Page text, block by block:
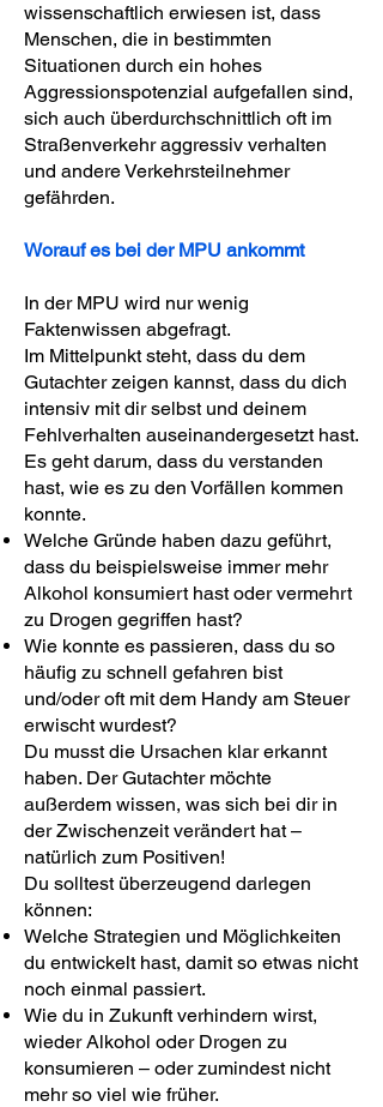
wissenschaftlich erwiesen ist, dass
Menschen, die in bestimmten
Situationen durch ein hohes
Aggressionspotenzial aufgefallen sind,
sich auch überdurchschnittlich oft im
Straßenverkehr aggressiv verhalten
und andere Verkehrsteilnehmer
gefährden.
Worauf es bei der MPU ankommt
In der MPU wird nur wenig
Faktenwissen abgefragt.
Im Mittelpunkt steht, dass du dem
Gutachter zeigen kannst, dass du dich
intensiv mit dir selbst und deinem
Fehlverhalten auseinandergesetzt hast.
Es geht darum, dass du verstanden
hast, wie es zu den Vorfällen kommen
konnte.
Welche Gründe haben dazu geführt,
dass du beispielsweise immer mehr
Alkohol konsumiert hast oder vermehrt
zu Drogen gegriffen hast?
Wie konnte es passieren, dass du so
häufig zu schnell gefahren bist
und/oder oft mit dem Handy am Steuer
erwischt wurdest?
Du musst die Ursachen klar erkannt
haben. Der Gutachter möchte
außerdem wissen, was sich bei dir in
der Zwischenzeit verändert hat –
natürlich zum Positiven!
Du solltest überzeugend darlegen
können:
Welche Strategien und Möglichkeiten
du entwickelt hast, damit so etwas nicht
noch einmal passiert.
Wie du in Zukunft verhindern wirst,
wieder Alkohol oder Drogen zu
konsumieren – oder zumindest nicht
mehr so viel wie früher.